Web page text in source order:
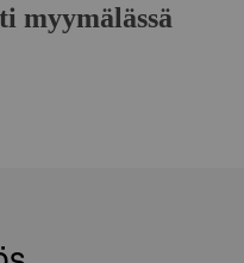
myymälässä